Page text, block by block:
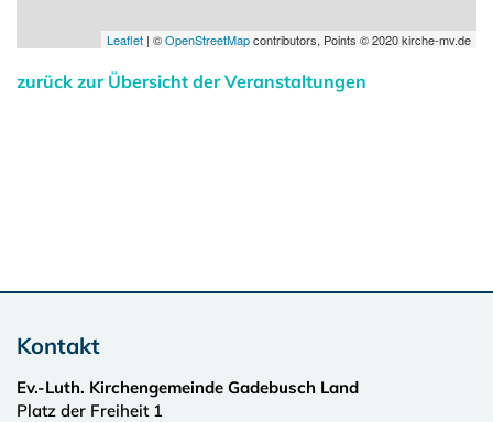
Leaflet | ©OpenStreetMapcontributors, Points © 2020 kirche-mv.de
zurück zur Übersicht der Veranstaltungen
Kontakt
Ev.-Luth. Kirchengemeinde Gadebusch Land
Platz der Freiheit 1